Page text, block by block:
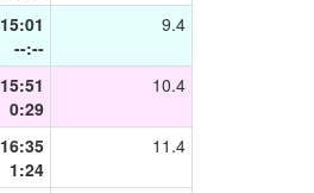
15:01
--:--
9.4
15:51
0:29
10.4
16:35
1:24
11.4